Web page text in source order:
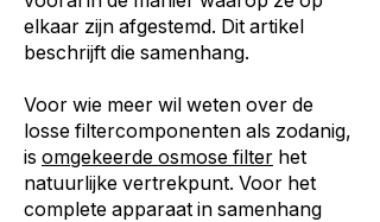
elkaar zijn afgestemd. Dit artikel
beschrijft die samenhang.
Voor wie meer wil weten over de
losse filtercomponenten als zodanig,
is omgekeerde osmose filter het
natuurlijke vertrekpunt. Voor het
complete apparaat in samenhang